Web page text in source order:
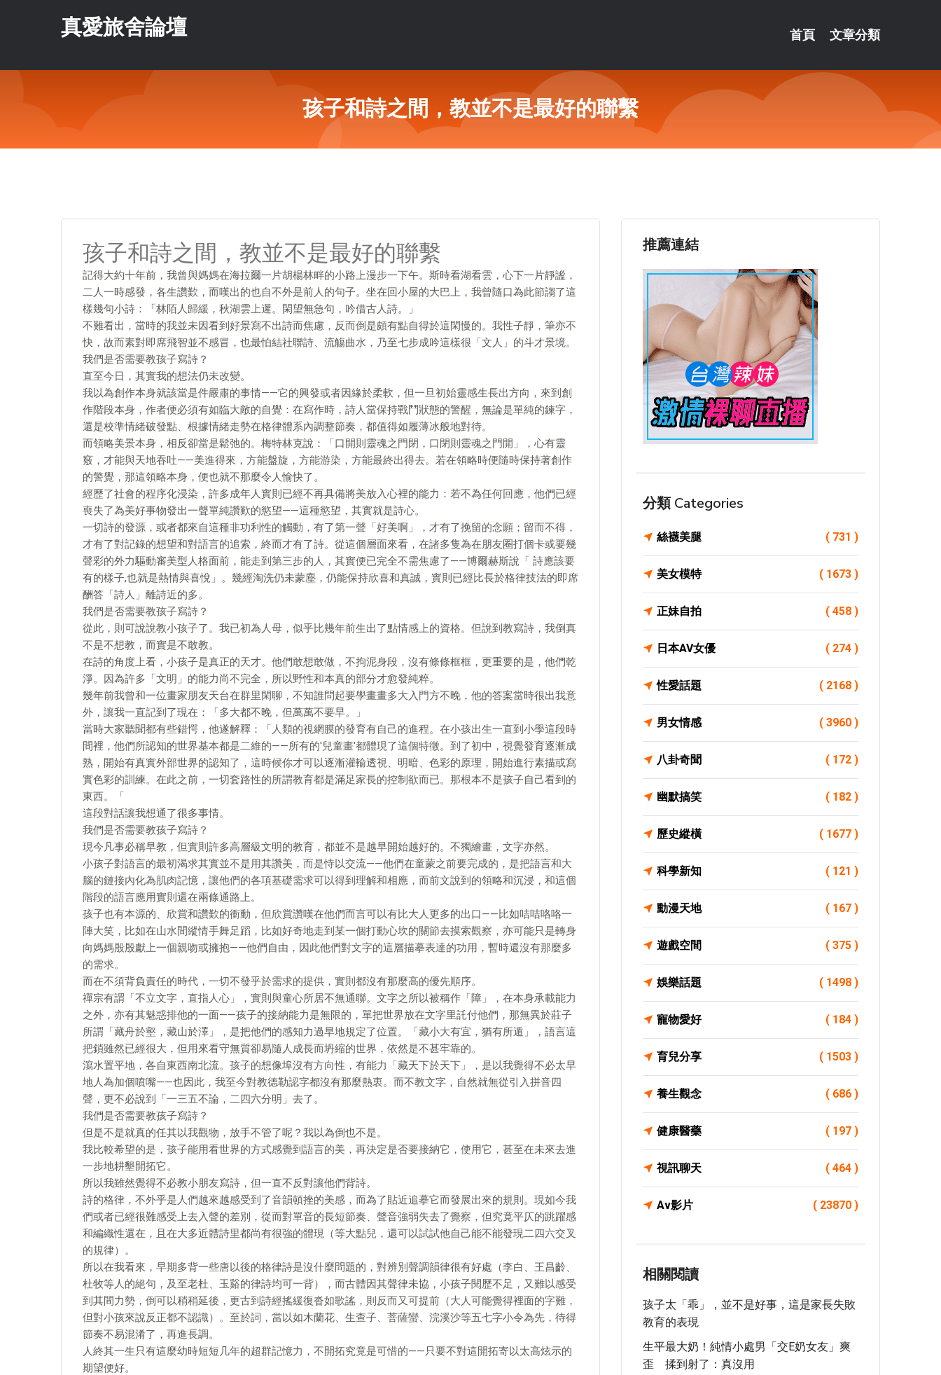
真愛旅舍論壇 首頁 文章分類
孩子和詩之間，教並不是最好的聯繫
孩子和詩之間，教並不是最好的聯繫
記得大約十年前，我曾與媽媽在海拉爾一片胡楊林畔的小路上漫步一下午。斯時看湖看雲，心下一片靜謐，
二人一時感發，各生讚歎，而嘆出的也自不外是前人的句子。坐在回小屋的大巴上，我曾隨口為此節謅了這
樣幾句小詩：「林陌人歸緩，秋湖雲上遲。閑望無急句，吟借古人詩。」
不難看出，當時的我並未因看到好景寫不出詩而焦慮，反而倒是頗有點自得於這閑慢的。我性子靜，筆亦不
快，故而素對即席飛智並不感冒，也最怕結社聯詩、流觴曲水，乃至七步成吟這樣很「文人」的斗才景境。
我們是否需要教孩子寫詩？
直至今日，其實我的想法仍未改變。
我以為創作本身就該當是件嚴肅的事情——它的興發或者因緣於柔軟，但一旦初始靈感生長出方向，來到創
作階段本身，作者便必須有如臨大敵的自覺：在寫作時，詩人當保持戰鬥狀態的警醒，無論是單純的鍊字，
還是校準情緒破發點、根據情緒走勢在格律體系內調整節奏，都值得如履薄冰般地對待。
而領略美景本身，相反卻當是鬆弛的。梅特林克說：「口開則靈魂之門閉，口閉則靈魂之門開」，心有靈
竅，才能與天地吞吐——美進得來，方能盤旋，方能游染，方能最終出得去。若在領略時便隨時保持著創作
的警覺，那這領略本身，便也就不那麼令人愉快了。
經歷了社會的程序化浸染，許多成年人實則已經不再具備將美放入心裡的能力：若不為任何回應，他們已經
喪失了為美好事物發出一聲單純讚歎的慾望——這種慾望，其實就是詩心。
一切詩的發源，或者都來自這種非功利性的觸動，有了第一聲「好美啊」，才有了挽留的念願；留而不得，
才有了對記錄的想望和對語言的追索，終而才有了詩。從這個層面來看，在諸多隻為在朋友圈打個卡或要幾
聲彩的外力驅動審美型人格面前，能走到第三步的人，其實便已完全不需焦慮了——博爾赫斯說「 詩應該要
有的樣子,也就是熱情與喜悅」。幾經淘洗仍未蒙塵，仍能保持欣喜和真誠，實則已經比長於格律技法的即席
酬答「詩人」離詩近的多。
我們是否需要教孩子寫詩？
從此，則可說說教小孩子了。我已初為人母，似乎比幾年前生出了點情感上的資格。但說到教寫詩，我倒真
不是不想教，而實是不敢教。
在詩的角度上看，小孩子是真正的天才。他們敢想敢做，不拘泥身段，沒有條條框框，更重要的是，他們乾
淨。因為許多「文明」的能力尚不完全，所以野性和本真的部分才愈發純粹。
幾年前我曾和一位畫家朋友天台在群里閑聊，不知誰問起要學畫畫多大入門方不晚，他的答案當時很出我意
外，讓我一直記到了現在：「多大都不晚，但萬萬不要早。」
當時大家聽聞都有些錯愕，他遂解釋：「人類的視網膜的發育有自己的進程。在小孩出生一直到小學這段時
間裡，他們所認知的世界基本都是二維的——所有的'兒童畫'都體現了這個特徵。到了初中，視覺發育逐漸成
熟，開始有真實外部世界的認知了，這時候你才可以逐漸灌輸透視、明暗、色彩的原理，開始進行素描或寫
實色彩的訓練。在此之前，一切套路性的所謂教育都是滿足家長的控制欲而已。那根本不是孩子自己看到的
東西。「
這段對話讓我想通了很多事情。
我們是否需要教孩子寫詩？
現今凡事必稱早教，但實則許多高層級文明的教育，都並不是越早開始越好的。不獨繪畫，文字亦然。
小孩子對語言的最初渴求其實並不是用其讚美，而是恃以交流——他們在童蒙之前要完成的，是把語言和大
腦的鏈接內化為肌肉記憶，讓他們的各項基礎需求可以得到理解和相應，而前文說到的領略和沉浸，和這個
階段的語言應用實則還在兩條通路上。
孩子也有本源的、欣賞和讚歎的衝動，但欣賞讚嘆在他們而言可以有比大人更多的出口——比如咭咭咯咯一
陣大笑，比如在山水間縱情手舞足蹈，比如好奇地走到某一個打動心坎的關節去摸索觀察，亦可能只是轉身
向媽媽殷殷獻上一個親吻或擁抱——他們自由，因此他們對文字的這層描摹表達的功用，暫時還沒有那麼多
的需求。
而在不須背負責任的時代，一切不發乎於需求的提供，實則都沒有那麼高的優先順序。
禪宗有謂「不立文字，直指人心」，實則與童心所居不無通聯。文字之所以被稱作「障」，在本身承載能力
之外，亦有其魅惑排他的一面——孩子的接納能力是無限的，單把世界放在文字里託付他們，那無異於莊子
所謂「藏舟於壑，藏山於澤」，是把他們的感知力過早地規定了位置。「藏小大有宜，猶有所遁」，語言這
把鎖雖然已經很大，但用來看守無質卻易隨人成長而坍縮的世界，依然是不甚牢靠的。
瀉水置平地，各自東西南北流。孩子的想像埠沒有方向性，有能力「藏天下於天下」，是以我覺得不必太早
地人為加個噴嘴——也因此，我至今對教德勒認字都沒有那麼熱衷。而不教文字，自然就無從引入拼音四
聲，更不必說到「一三五不論，二四六分明」去了。
我們是否需要教孩子寫詩？
但是不是就真的任其以我觀物，放手不管了呢？我以為倒也不是。
我比較希望的是，孩子能用看世界的方式感覺到語言的美，再決定是否要接納它，使用它，甚至在未來去進
一步地耕墾開拓它。
所以我雖然覺得不必教小朋友寫詩，但一直不反對讓他們背詩。
詩的格律，不外乎是人們越來越感受到了音韻頓挫的美感，而為了貼近追摹它而發展出來的規則。現如今我
們或者已經很難感受上去入聲的差別，從而對單音的長短節奏、聲音強弱失去了覺察，但究竟平仄的跳躍感
和編織性還在，且在大多近體詩里都尚有很強的體現（等大點兒，還可以試試他自己能不能發現二四六交叉
的規律）。
所以在我看來，早期多背一些唐以後的格律詩是沒什麼問題的，對辨別聲調韻律很有好處（李白、王昌齡、
杜牧等人的絕句，及至老杜、玉谿的律詩均可一背），而古體因其聲律未協，小孩子閱歷不足，又難以感受
到其間力勢，倒可以稍稍延後，更古到詩經搖緩復沓如歌謠，則反而又可提前（大人可能覺得裡面的字難，
但對小孩來說反正都不認識）。至於詞，當以如木蘭花、生查子、菩薩蠻、浣溪沙等五七字小令為先，待得
節奏不易混淆了，再進長調。
人終其一生只有這麼幼時短短几年的超群記憶力，不開拓究竟是可惜的——只要不對這開拓寄以太高炫示的
期望便好。
推薦連結
分類 Categories
絲襪美腿 ( 731 )
美女模特 ( 1673 )
正妹自拍 ( 458 )
日本AV女優 ( 274 )
性愛話題 ( 2168 )
男女情感 ( 3960 )
八卦奇聞 ( 172 )
幽默搞笑 ( 182 )
歷史縱橫 ( 1677 )
科學新知 ( 121 )
動漫天地 ( 167 )
遊戲空間 ( 375 )
娛樂話題 ( 1498 )
寵物愛好 ( 184 )
育兒分享 ( 1503 )
養生觀念 ( 686 )
健康醫藥 ( 197 )
視訊聊天 ( 464 )
Av影片 ( 23870 )
相關閱讀
孩子太「乖」，並不是好事，這是家長失敗
教育的表現
生平最大奶！純情小處男「交E奶女友」爽
歪 揉到射了：真沒用